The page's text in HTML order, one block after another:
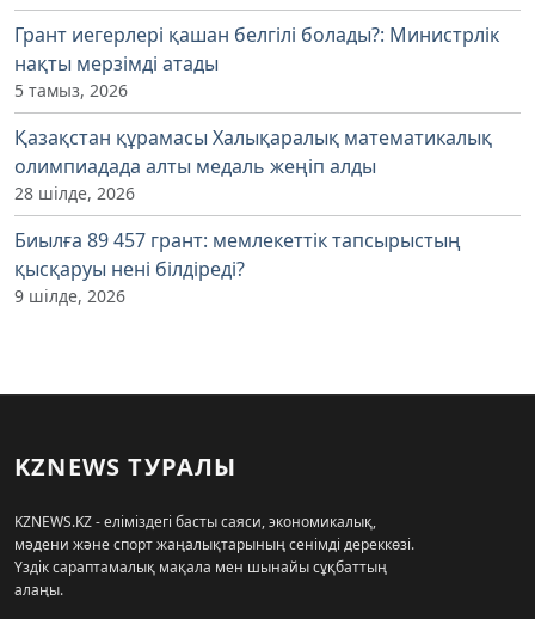
Грант иегерлері қашан белгілі болады?: Министрлік
нақты мерзімді атады
5 тамыз, 2026
Қазақстан құрамасы Халықаралық математикалық
олимпиадада алты медаль жеңіп алды
28 шілде, 2026
Биылға 89 457 грант: мемлекеттік тапсырыстың
қысқаруы нені білдіреді?
9 шілде, 2026
KZNEWS ТУРАЛЫ
KZNEWS.KZ - еліміздегі басты саяси, экономикалық,
мәдени және спорт жаңалықтарының сенімді дереккөзі.
Үздік сараптамалық мақала мен шынайы сұқбаттың
алаңы.